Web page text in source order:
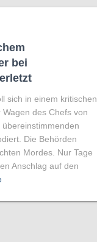
bei
sich in einem kritischen
des Chefs von
Die Behörden
Mordes. Nur Tage
Anschlag auf den